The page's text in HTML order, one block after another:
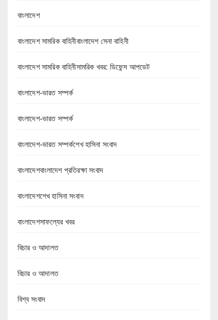
বাংলাদেশ
বাংলাদেশ সামরিক বাহিনীবাংলাদেশ সেনা বাহিনী
বাংলাদেশ সামরিক বাহিনীসামরিক খবর: ডিফেন্স আপডেট
বাংলাদেশ-ভারত সম্পর্ক
বাংলাদেশ-ভারত সম্পর্ক
বাংলাদেশ-ভারত সম্পর্কশেখ হাসিনা সংবাদ
বাংলাদেশবাংলাদেশ প্রতিরক্ষা সংবাদ
বাংলাদেশশেখ হাসিনা সংবাদ
বাংলাদেশসাফল্যের খবর
বিচার ও আদালত
বিচার ও আদালত
বিশ্ব সংবাদ